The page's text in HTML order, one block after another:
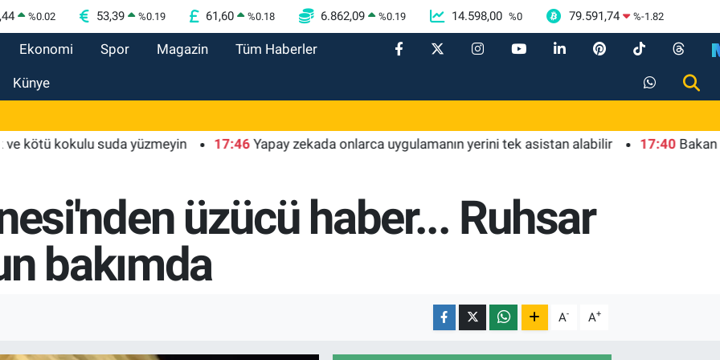
%0.02 53,39 %0.19 61,60 %0.18 6.862,09 %0.19 14.598,00 %0 79.591,74 %-1.82
Ekonomi Spor Magazin Tüm Haberler
Künye
kokulu suda yüzmeyin 17:46 Yapay zekada onlarca uygulamanın yerini tek asistan alabilir 17:40 Bakan
üzücü haber... Ruhsar
bakımda
A- A+